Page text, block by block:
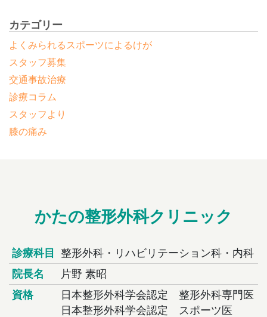
カテゴリー
よくみられるスポーツによるけが
スタッフより
スタッフ募集
交通事故治療
膝の痛み
診療コラム
かたの整形外科クリニック
診療科目
整形外科・リハビリテーション科・内科
院長名
片野 素昭
資格
日本整形外科学会認定 整形外科専門医
日本整形外科学会認定 スポーツ医